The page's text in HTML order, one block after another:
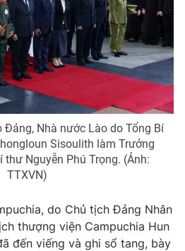
English
VTV
và báo điện tử số 483/GP-BTTTT
Nhà nước Lào do Tổng Bí
Sisoulith làm Trưởng
thư Nguyễn Phú Trọng. (Ảnh:
TTXVN)
do Chủ tịch Đảng Nhân
thượng viện Campuchia Hun
đến viếng và ghi sổ tang, bày